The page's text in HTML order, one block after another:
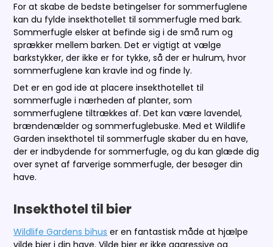
For at skabe de bedste betingelser for sommerfuglene
kan du fylde insekthotellet til sommerfugle med bark.
Sommerfugle elsker at befinde sig i de små rum og
sprækker mellem barken. Det er vigtigt at vælge
barkstykker, der ikke er for tykke, så der er hulrum, hvor
sommerfuglene kan kravle ind og finde ly.
Det er en god ide at placere insekthotellet til
sommerfugle i nærheden af planter, som
sommerfuglene tiltrækkes af. Det kan være lavendel,
brændenælder og sommerfuglebuske. Med et Wildlife
Garden insekthotel til sommerfugle skaber du en have,
der er indbydende for sommerfugle, og du kan glæde dig
over synet af farverige sommerfugle, der besøger din
have.
Insekthotel til bier
Wildlife Gardens bihus er en fantastisk måde at hjælpe